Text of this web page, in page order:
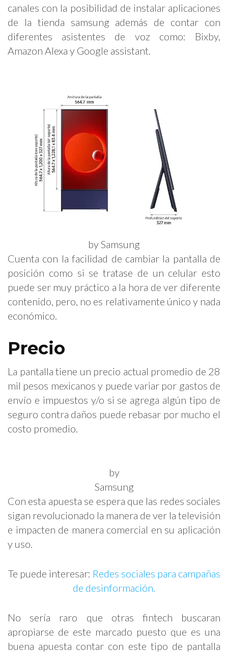
canales con la posibilidad de instalar aplicaciones
de la tienda samsung además de contar con
diferentes asistentes de voz como: Bixby,
Amazon Alexa y Google assistant.
by Samsung
Cuenta con la facilidad de cambiar la pantalla de
posición como si se tratase de un celular esto
puede ser muy práctico a la hora de ver diferente
contenido, pero, no es relativamente único y nada
económico.
Precio
La pantalla tiene un precio actual promedio de 28
mil pesos mexicanos y puede variar por gastos de
envío e impuestos y/o si se agrega algún tipo de
seguro contra daños puede rebasar por mucho el
costo promedio.
by
Samsung
Con esta apuesta se espera que las redes sociales
sigan revolucionado la manera de ver la televisión
e impacten de manera comercial en su aplicación
y uso.
Te puede interesar: Redes sociales para campañas
de desinformación.
No sería raro que otras fintech buscaran
apropiarse de este marcado puesto que es una
buena apuesta contar con este tipo de pantalla